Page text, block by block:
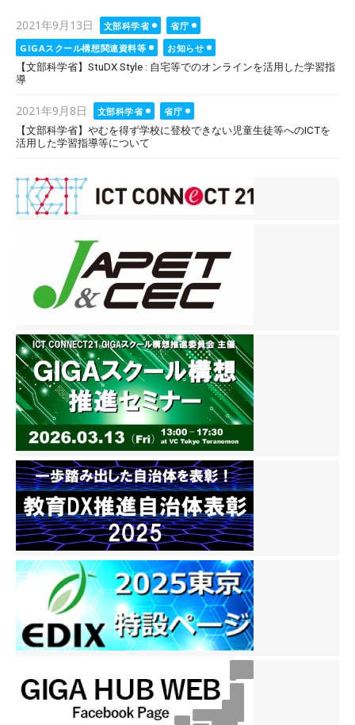
Posted
on
2021年9月13日 文部科学省
省庁
GIGAスクール構想関連資料等
お知らせ
【文部科学省】StuDX Style : 自宅等でのオンラインを活用した学習指
導
Posted
on
2021年9月8日 文部科学省
省庁
【文部科学省】やむを得ず学校に登校できない児童生徒等へのICTを
活用した学習指導等について